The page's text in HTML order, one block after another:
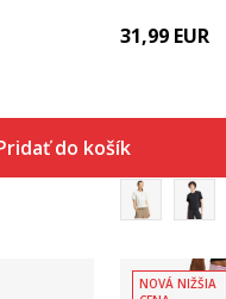
do košíka
31,99 EUR
NOVÁ NIŽŠIA